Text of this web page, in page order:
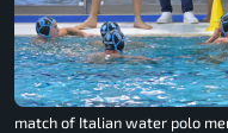
match of Italian water polo